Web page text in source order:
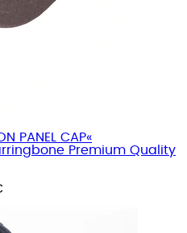
PANEL CAP«
Premium Quality